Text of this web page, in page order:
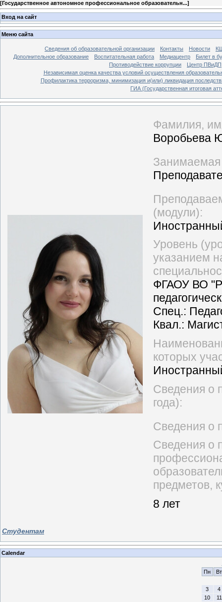
[Государственное автономное профессиональное образовательн...]
Вход на сайт
Меню сайта
Сведения об образовательной организации Контакты Новости
Дополнительное образование
Воспитательная работа Медиацентр
Билет в
Противодействие коррупции
Центр ПВиДП
Независимая оценка качества условий осуществления
Профилактика терроризма, минимизация и(или) ликвидация
ГИА (Государственная итоговая
Фамилия,
Воробьева
Занимаемая
(модули):
Уровень
указанием
ФГАОУ ВО
Спец.:
Квал.:
которых
Сведения о
года):
Сведения о
Сведения о
предметов,
8 лет
Студентам
Calendar
Пн
Вт
3
4
10
11